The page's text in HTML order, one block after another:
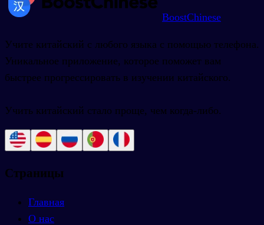
BoostChinese
Учите китайский с любого языка с помощью телефона.
Уникальное приложение, которое поможет вам
быстрее прогрессировать в изучении китайского.
Учить китайский стало проще, чем когда-либо.
Страницы
Главная
О нас